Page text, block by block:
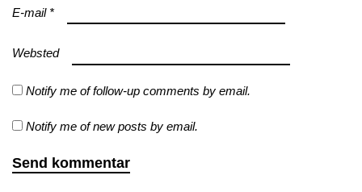
E-mail *
Websted
Notify me of follow-up comments by email.
Notify me of new posts by email.